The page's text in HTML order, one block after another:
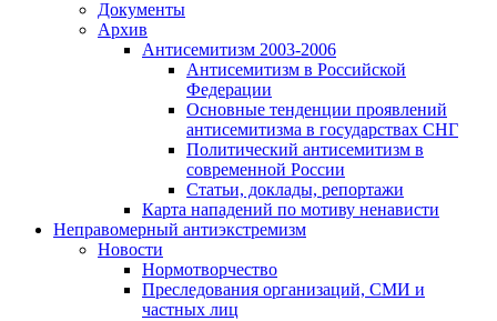
Документы
Архив
Антисемитизм 2003-2006
Антисемитизм в Российской
Федерации
Основные тенденции проявлений
антисемитизма в государствах СНГ
Политический антисемитизм в
современной России
Статьи, доклады, репортажи
Карта нападений по мотиву ненависти
Неправомерный антиэкстремизм
Новости
Нормотворчество
Преследования организаций, СМИ и
частных лиц